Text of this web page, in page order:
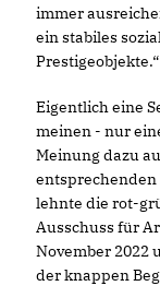
immer
ein stabiles
Prestigeobjekte.“
Eigentlich eine
meinen - nur
Meinung dazu
entsprechenden
lehnte die rot-
Ausschuss für
November 2022
der knappen